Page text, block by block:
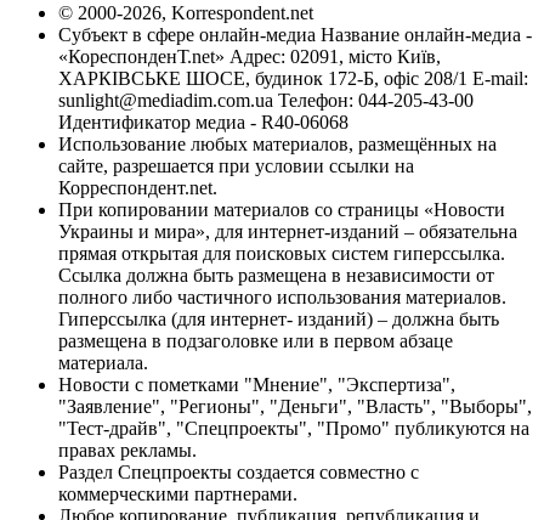
© 2000-2026, Korrespondent.net
Субъект в сфере онлайн-медиа Название онлайн-медиа -
«КореспонденТ.net» Адрес: 02091, місто Київ,
ХАРКІВСЬКЕ ШОСЕ, будинок 172-Б, офіс 208/1 E-mail:
sunlight@mediadim.com.ua Телефон: 044-205-43-00
Идентификатор медиа - R40-06068
Использование любых материалов, размещённых на
сайте, разрешается при условии ссылки на
Корреспондент.net.
При копировании материалов со страницы «Новости
Украины и мира», для интернет-изданий – обязательна
прямая открытая для поисковых систем гиперссылка.
Ссылка должна быть размещена в независимости от
полного либо частичного использования материалов.
Гиперссылка (для интернет- изданий) – должна быть
размещена в подзаголовке или в первом абзаце
материала.
Новости с пометками "Мнение", "Экспертиза",
"Заявление", "Регионы", "Деньги", "Власть", "Выборы",
"Тест-драйв", "Спецпроекты", "Промо" публикуются на
правах рекламы.
Раздел Спецпроекты создается совместно с
коммерческими партнерами.
Любое копирование, публикация, републикация и